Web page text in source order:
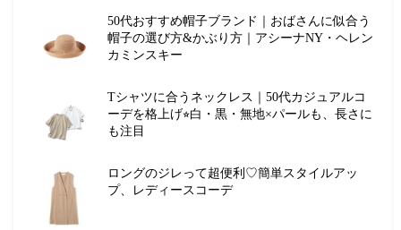
50代おすすめ帽子ブランド｜おばさんに似合う
帽子の選び方&かぶり方｜アシーナNY・ヘレン
カミンスキー
Tシャツに合うネックレス｜50代カジュアルコ
ーデを格上げ⭐︎白・黒・無地×パールも、長さに
も注目
ロングのジレって超便利♡簡単スタイルアッ
プ、レディースコーデ